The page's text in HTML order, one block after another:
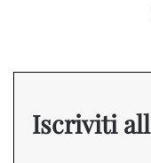
Iscriviti